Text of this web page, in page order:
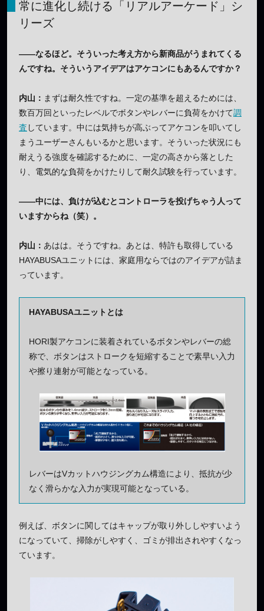
常に進化し続ける「リアルアーケード」シ
リーズ
——なるほど。そういった考え方から新商品がうまれてくる
んですね。そういうアイデアはアケコンにもあるんですか？
内山： まずは耐久性ですね。一定の基準を超えるためには、
数百万回といったレベルでボタンやレバーに負荷をかけて調
査 しています。中には気持ちが高ぶってアケコンを叩いてし
まうユーザーさんもいるかと思います。そういった状況にも
耐えうる強度を確認するために、一定の高さから落とした
り、電気的な負荷をかけたりして耐久試験を行っています。
——中には、負けが込むとコントローラを投げちゃう人って
いますからね（笑）。
内山： あはは。そうですね。あとは、特許も取得している
HAYABUSAユニットには、家庭用ならではのアイデアが詰ま
っています。
HAYABUSAユニットとは
HORI製アケコンに装着されているボタンやレバーの総
称で、ボタンはストロークを短縮することで素早い入力
や擦り連射が可能となっている。
レバーはVカットハウジングカム構造により、抵抗が少
なく滑らかな入力が実現可能となっている。
例えば、ボタンに関してはキャップが取り外ししやすいよう
になっていて、掃除がしやすく、ゴミが排出されやすくなっ
ています。